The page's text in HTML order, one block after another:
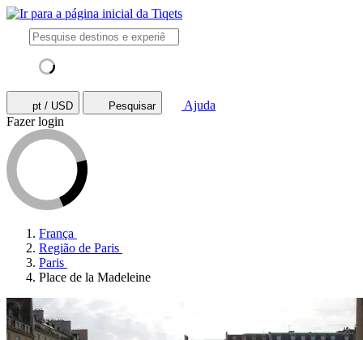
pt / USD Pesquisar
Ajuda
Fazer login
França
Região de Paris
Paris
Place de la Madeleine